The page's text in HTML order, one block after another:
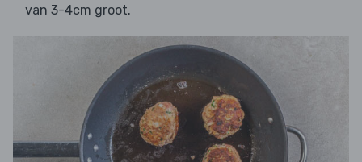
van 3-4cm groot.